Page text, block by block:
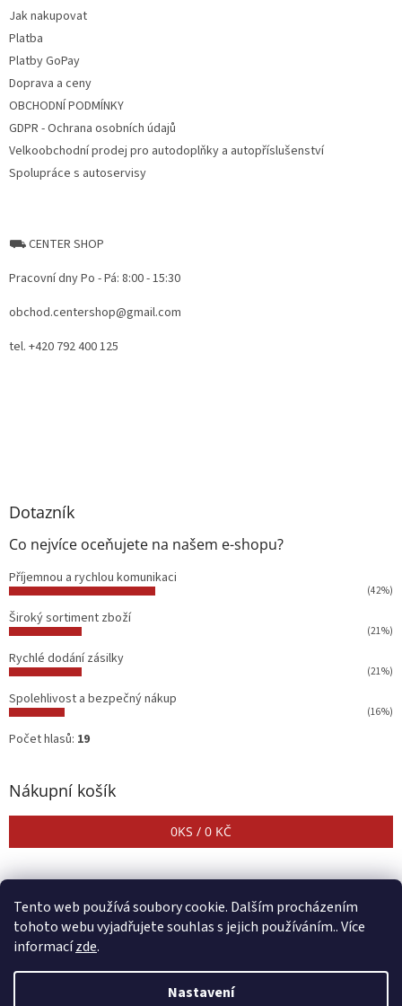
Tento web používá soubory cookie. Dalším procházením
tohoto webu vyjadřujete souhlas s jejich používáním.. Více
informacízde.
Nastavení
Jak nakupovat
Platba
Platby GoPay
Doprava a ceny
OBCHODNÍ PODMÍNKY
GDPR - Ochrana osobních údajů
Velkoobchodní prodej pro autodoplňky a autopříslušenství
Spolupráce s autoservisy
⛟ CENTER SHOP
Pracovní dny Po - Pá: 8:00 - 15:30
obchod.centershop@gmail.com
tel. +420 792 400 125
Dotazník
Co nejvíce oceňujete na našem e-shopu?
Příjemnou a rychlou komunikaci
(42%)
Široký sortiment zboží
(21%)
Rychlé dodání zásilky
(21%)
Spolehlivost a bezpečný nákup
(16%)
Počet hlasů: 19
Nákupní košík
0KS / 0 KČ